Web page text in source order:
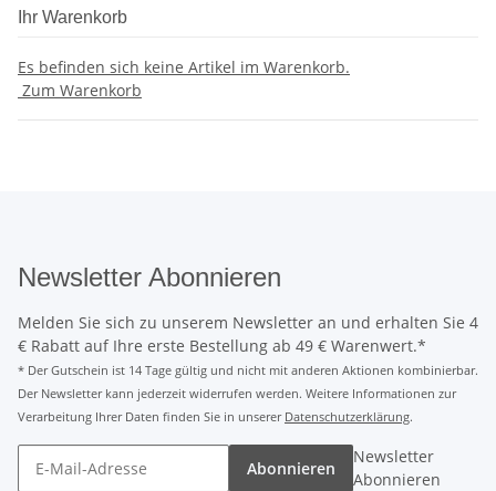
Ihr Warenkorb
Es befinden sich keine Artikel im Warenkorb.
Zum Warenkorb
Newsletter Abonnieren
Melden Sie sich zu unserem Newsletter an und erhalten Sie 4
€ Rabatt auf Ihre erste Bestellung ab 49 € Warenwert.*
* Der Gutschein ist 14 Tage gültig und nicht mit anderen Aktionen kombinierbar.
Der Newsletter kann jederzeit widerrufen werden. Weitere Informationen zur
Verarbeitung Ihrer Daten finden Sie in unserer Datenschutzerklärung.
Abonnieren
Newsletter
Abonnieren